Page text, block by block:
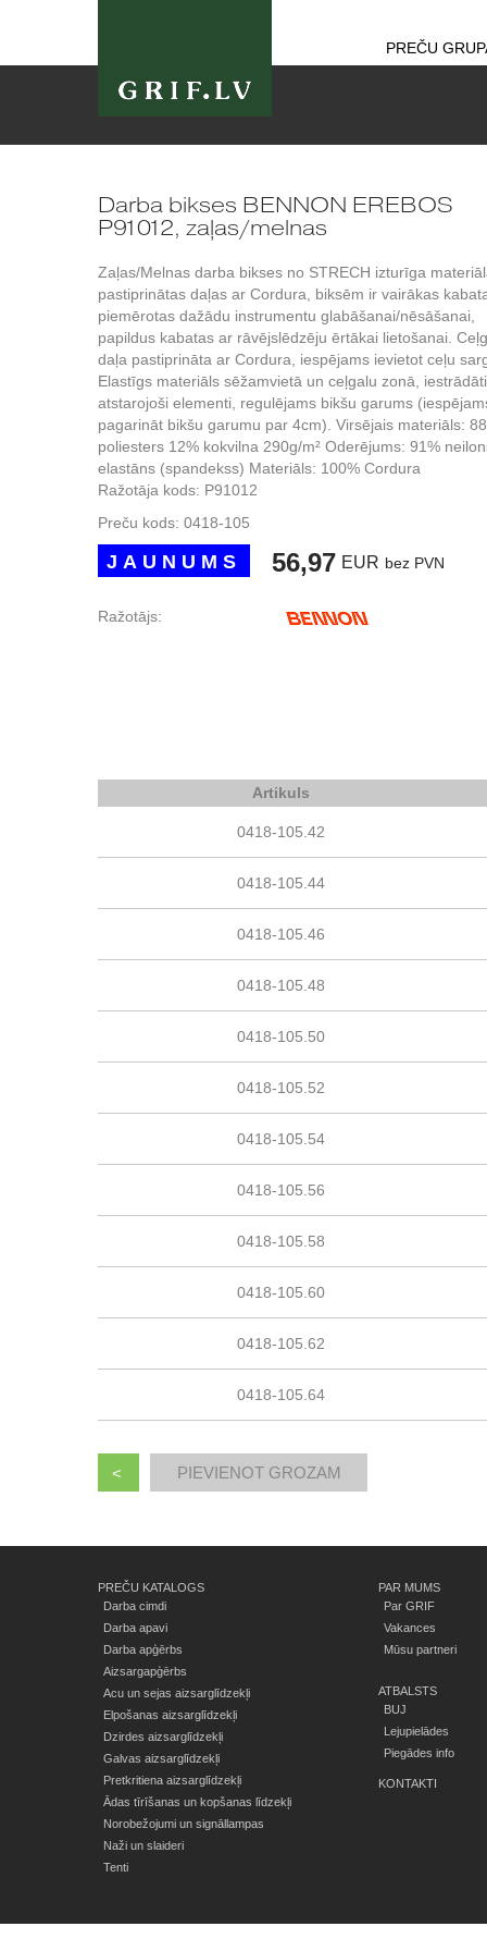
PREČU
Darba bikses BENNON EREBOS
P91012, zaļas/melnas
Zaļas/Melnas darba bikses no STRECH izturīga
pastiprinātas daļas ar Cordura, biksēm ir vairākas
piemērotas dažādu instrumentu glabāšanai/nēsāšanai,
papildus kabatas ar rāvējslēdzēju ērtākai lietošanai.
daļa pastiprināta ar Cordura, iespējams ievietot ceļu
Elastīgs materiāls sēžamvietā un ceļgalu zonā, iestrādāti
atstarojoši elementi, regulējams bikšu garums
pagarināt bikšu garumu par 4cm). Virsējais materiāls:
poliesters 12% kokvilna 290g/m² Oderējums: 91%
elastāns (spandekss) Materiāls: 100% Cordura
Ražotāja kods: P91012
Preču kods: 0418-105
JAUNUMS 56,97 EUR bez PVN
Ražotājs:
Artikuls
0418-105.42
0418-105.44
0418-105.46
0418-105.48
0418-105.50
0418-105.52
0418-105.54
0418-105.56
0418-105.58
0418-105.60
0418-105.62
0418-105.64
<
PREČU KATALOGS
Darba cimdi
Darba apavi
Darba apģērbs
Aizsargapģērbs
Acu un sejas aizsarglīdzekļi
Elpošanas aizsarglīdzekļi
Dzirdes aizsarglīdzekļi
Galvas aizsarglīdzekļi
Pretkritiena aizsarglīdzekļi
Ādas tīrīšanas un kopšanas līdzekļi
Norobežojumi un signāllampas
Naži un slaideri
Tenti
PAR MUMS
Par GRIF
Vakances
Mūsu partneri
ATBALSTS
BUJ
Lejupielādes
Piegādes info
KONTAKTI